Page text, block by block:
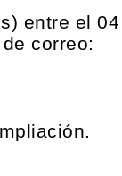
entre el
correo: